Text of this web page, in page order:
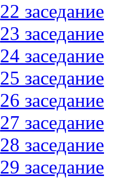
22 заседание
23 заседание
24 заседание
25 заседание
26 заседание
27 заседание
28 заседание
29 заседание